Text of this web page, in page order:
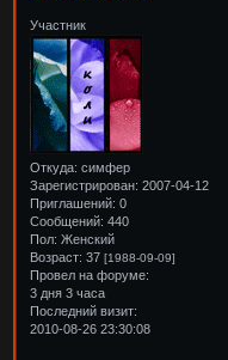
Участник
Откуда: симфер
Зарегистрирован: 2007-04-12
Приглашений: 0
Сообщений: 440
Пол: Женский
Возраст: 37[1988-09-09]
Провел на форуме:
3 дня 3 часа
Последний визит:
2010-08-26 23:30:08